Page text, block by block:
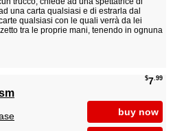
una carta qualsiasi e di estrarla dal
qualsiasi con le quali verrà da lei
tra le proprie mani, tenendo in ognuna
$7.99
buy now